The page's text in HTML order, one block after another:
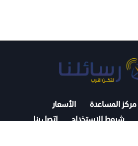
مركز المساعدة
الأسعار
شروط الاستخدام اتصل بنا